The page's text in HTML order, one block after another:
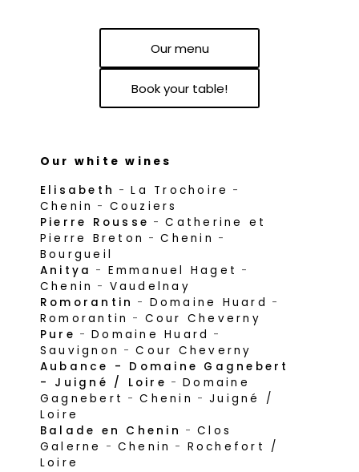
Our menu
Book your table!
Our white wines
Elisabeth - La Trochoire -
Chenin - Couziers
Pierre Rousse - Catherine et
Pierre Breton - Chenin -
Bourgueil
Anitya - Emmanuel Haget -
Chenin - Vaudelnay
Romorantin - Domaine Huard -
Romorantin - Cour Cheverny
Pure - Domaine Huard -
Sauvignon - Cour Cheverny
Aubance - Domaine Gagnebert
- Juigné / Loire - Domaine
Gagnebert - Chenin - Juigné /
Loire
Balade en Chenin - Clos
Galerne - Chenin - Rochefort /
Loire